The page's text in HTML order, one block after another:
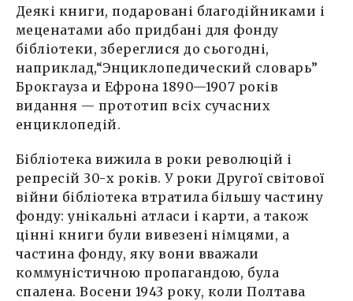
Деякі книги, подаровані благодійниками і
меценатами або придбані для фонду
бібліотеки, збереглися до сьогодні,
наприклад,“Энциклопедический словарь”
Брокгауза и Ефрона 1890—1907 років
видання — прототип всіх сучасних
енциклопедій.
Бібліотека вижила в роки революцій і
репресій 30-х років. У роки Другої світової
війни бібліотека втратила більшу частину
фонду: унікальні атласи і карти, а також
цінні книги були вивезені німцями, а
частина фонду, яку вони вважали
коммуністичною пропагандою, була
спалена. Восени 1943 року, коли Полтава